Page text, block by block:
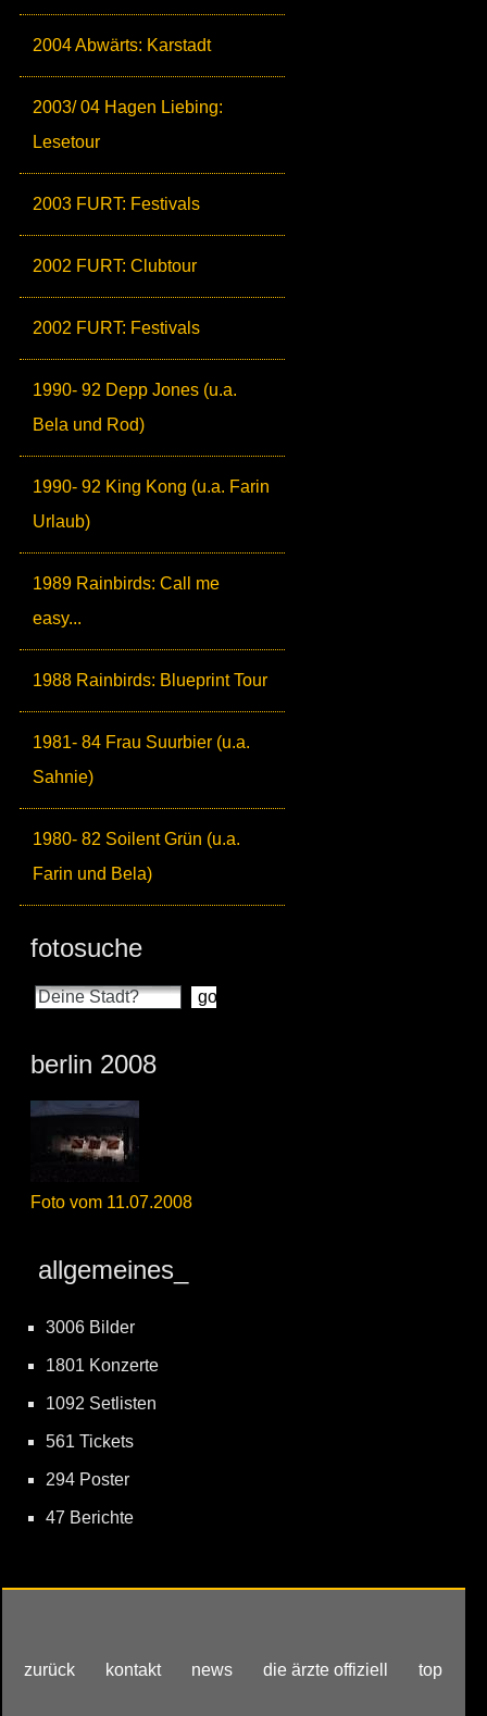
2004 Abwärts: Karstadt
2003/ 04 Hagen Liebing:
Lesetour
2003 FURT: Festivals
2002 FURT: Clubtour
2002 FURT: Festivals
1990- 92 Depp Jones (u.a.
Bela und Rod)
1990- 92 King Kong (u.a. Farin
Urlaub)
1989 Rainbirds: Call me
easy...
1988 Rainbirds: Blueprint Tour
1981- 84 Frau Suurbier (u.a.
Sahnie)
1980- 82 Soilent Grün (u.a.
Farin und Bela)
fotosuche
berlin 2008
Foto vom 11.07.2008
allgemeines_
3006 Bilder
1801 Konzerte
1092 Setlisten
561 Tickets
294 Poster
47 Berichte
zurück kontakt news die ärzte offiziell top